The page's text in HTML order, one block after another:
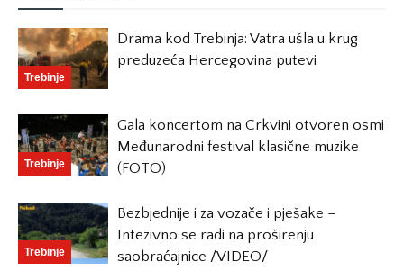
Trebinje
Drama kod Trebinja: Vatra ušla u krug
preduzeća Hercegovina putevi
Trebinje
Gala koncertom na Crkvini otvoren osmi
Međunarodni festival klasične muzike
(FOTO)
Trebinje
Bezbjednije i za vozače i pješake –
Intezivno se radi na proširenju
saobraćajnice /VIDEO/